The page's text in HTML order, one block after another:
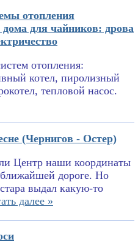
отопления
дома для чайников: дрова
отопления:
котел, пиролизный
тепловой насос.
(Чернигов - Остер)
Центр наши координаты
дороге. Но
выдал какую-то
далее »